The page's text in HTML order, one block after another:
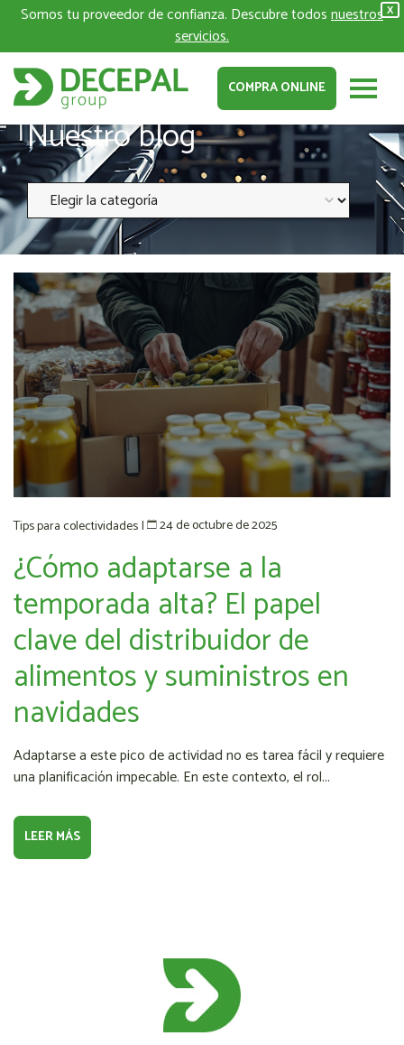
X
Somos tu proveedor de confianza. Descubre todosnuestros
servicios.
COMPRA ONLINE
Nuestro blog
Tips para colectividades| 24 de octubre de 2025
¿Cómo adaptarse a la
temporada alta? El papel
clave del distribuidor de
alimentos y suministros en
navidades
Adaptarse a este pico de actividad no es tarea fácil y requiere
una planificación impecable. En este contexto, el rol...
LEER MÁS